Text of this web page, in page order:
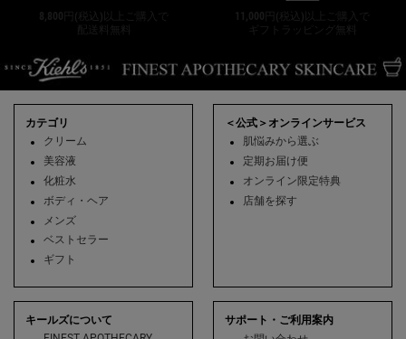
8,800円(税込)以上ご購入で
11,000円(税込)以上ご購入で
カテゴリ
クリーム
美容液
化粧水
ボディ・ヘア
メンズ
ベストセラー
ギフト
＜公式＞オンラインサービス
肌悩みから選ぶ
定期お届け便
オンライン限定特典
店舗を探す
キールズについて
サポート・ご利用案内